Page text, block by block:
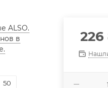
ALSO.
в
50
226